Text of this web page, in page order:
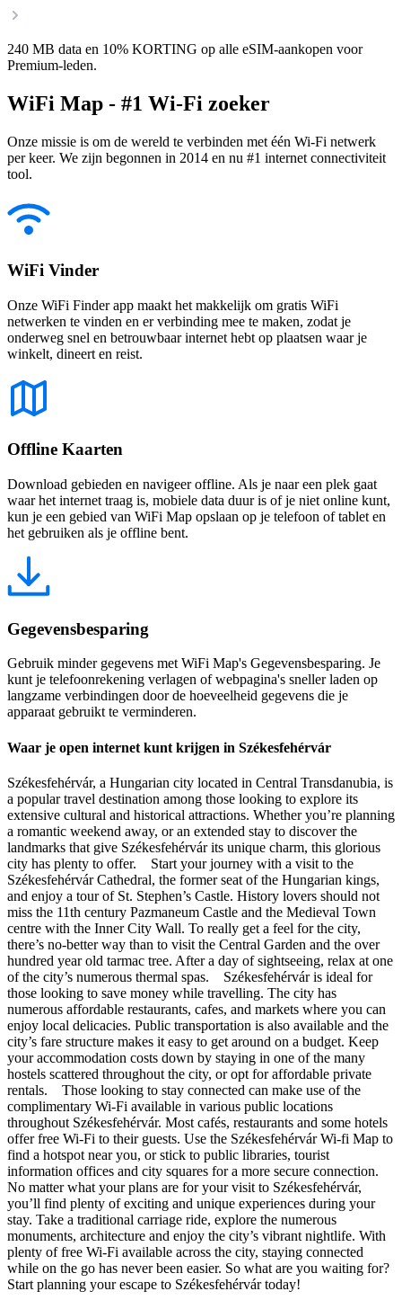
240 MB data en 10% KORTING op alle eSIM-aankopen voor
Premium-leden.
WiFi Map - #1 Wi-Fi zoeker
Onze missie is om de wereld te verbinden met één Wi-Fi netwerk
per keer. We zijn begonnen in 2014 en nu #1 internet connectiviteit
tool.
WiFi Vinder
Onze WiFi Finder app maakt het makkelijk om gratis WiFi
netwerken te vinden en er verbinding mee te maken, zodat je
onderweg snel en betrouwbaar internet hebt op plaatsen waar je
winkelt, dineert en reist.
Offline Kaarten
Download gebieden en navigeer offline. Als je naar een plek gaat
waar het internet traag is, mobiele data duur is of je niet online kunt,
kun je een gebied van WiFi Map opslaan op je telefoon of tablet en
het gebruiken als je offline bent.
Gegevensbesparing
Gebruik minder gegevens met WiFi Map's Gegevensbesparing. Je
kunt je telefoonrekening verlagen of webpagina's sneller laden op
langzame verbindingen door de hoeveelheid gegevens die je
apparaat gebruikt te verminderen.
Waar je open internet kunt krijgen in Székesfehérvár
Székesfehérvár, a Hungarian city located in Central Transdanubia, is
a popular travel destination among those looking to explore its
extensive cultural and historical attractions. Whether you’re planning
a romantic weekend away, or an extended stay to discover the
landmarks that give Székesfehérvár its unique charm, this glorious
city has plenty to offer. Start your journey with a visit to the
Székesfehérvár Cathedral, the former seat of the Hungarian kings,
and enjoy a tour of St. Stephen’s Castle. History lovers should not
miss the 11th century Pazmaneum Castle and the Medieval Town
centre with the Inner City Wall. To really get a feel for the city,
there’s no-better way than to visit the Central Garden and the over
hundred year old tarmac tree. After a day of sightseeing, relax at one
of the city’s numerous thermal spas. Székesfehérvár is ideal for
those looking to save money while travelling. The city has
numerous affordable restaurants, cafes, and markets where you can
enjoy local delicacies. Public transportation is also available and the
city’s fare structure makes it easy to get around on a budget. Keep
your accommodation costs down by staying in one of the many
hostels scattered throughout the city, or opt for affordable private
rentals. Those looking to stay connected can make use of the
complimentary Wi-Fi available in various public locations
throughout Székesfehérvár. Most cafés, restaurants and some hotels
offer free Wi-Fi to their guests. Use the Székesfehérvár Wi-fi Map to
find a hotspot near you, or stick to public libraries, tourist
information offices and city squares for a more secure connection.
No matter what your plans are for your visit to Székesfehérvár,
you’ll find plenty of exciting and unique experiences during your
stay. Take a traditional carriage ride, explore the numerous
monuments, architecture and enjoy the city’s vibrant nightlife. With
plenty of free Wi-Fi available across the city, staying connected
while on the go has never been easier. So what are you waiting for?
Start planning your escape to Székesfehérvár today!